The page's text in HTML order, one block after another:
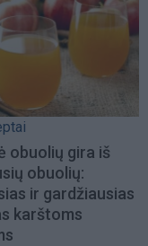
obuolių gira iš
obuolių:
ir gardžiausias
karštoms